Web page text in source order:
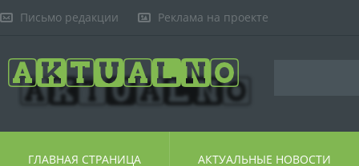
Письмо редакции Реклама на проекте
ГЛАВНАЯ СТРАНИЦА АКТУАЛЬНЫЕ НОВОСТИ